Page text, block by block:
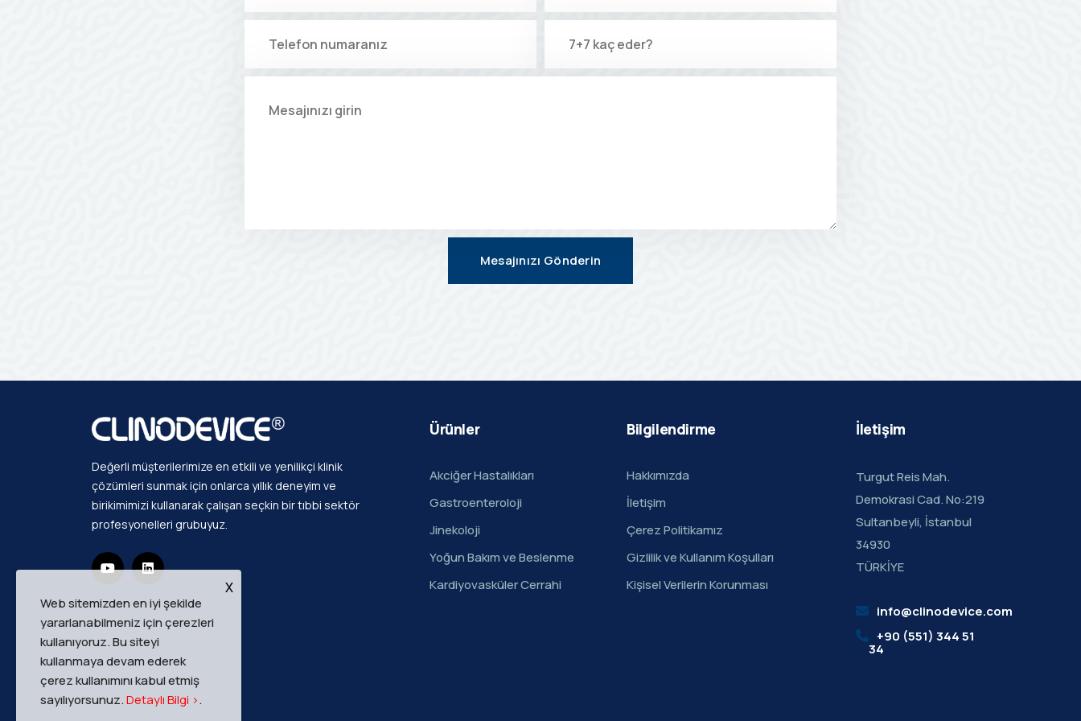
Mesajınızı Gönderin
Değerli müşterilerimize en etkili ve yenilikçi klinik
çözümleri sunmak için onlarca yıllık deneyim ve
birikimimizi kullanarak çalışan seçkin bir tıbbi sektör
profesyonelleri grubuyuz.
Ürünler
Akciğer Hastalıkları
Gastroenteroloji
Jinekoloji
Yoğun Bakım ve Beslenme
Kardiyovasküler Cerrahi
Bilgilendirme
Hakkımızda
İletişim
Çerez Politikamız
Gizlilik ve Kullanım Koşulları
Kişisel Verilerin Korunması
İletişim
Turgut Reis Mah.
Demokrasi Cad. No:219
Sultanbeyli, İstanbul
34930
TÜRKİYE
info@clinodevice.com
+90 (551) 344 51
34
Web sitemizden en iyi şekilde
yararlanabilmeniz için çerezleri
kullanıyoruz. Bu siteyi
kullanmaya devam ederek
çerez kullanımını kabul etmiş
sayılıyorsunuz.Detaylı Bilgi >.
X